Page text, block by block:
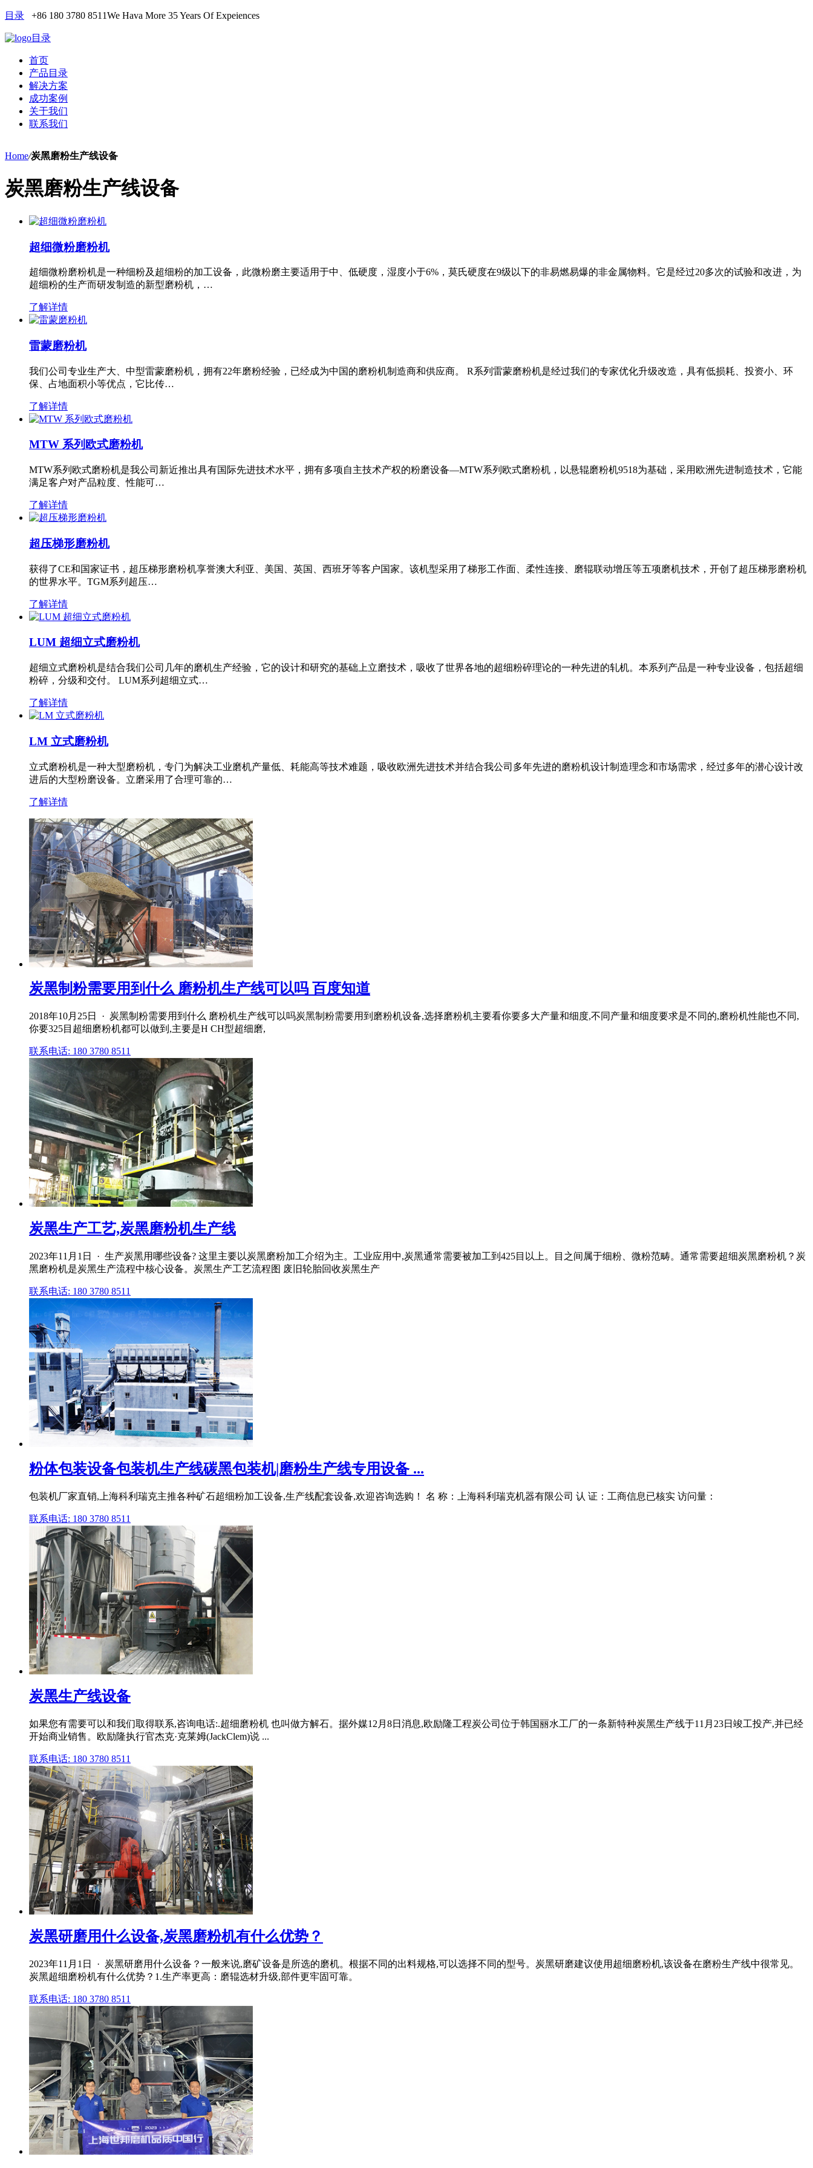
目录 +86 180 3780 8511We Hava More 35 Years Of Expeiences
目录
首页
产品目录
解决方案
成功案例
关于我们
联系我们
Home/炭黑磨粉生产线设备
炭黑磨粉生产线设备
超细微粉磨粉机
超细微粉磨粉机是一种细粉及超细粉的加工设备，此微粉磨主要适用于中、低硬度，湿度小于6%，莫氏硬度在9级以下的非易燃易爆的非金属物料。它是经过20多次的试验和改进，为
超细粉的生产而研发制造的新型磨粉机，…
了解详情
雷蒙磨粉机
我们公司专业生产大、中型雷蒙磨粉机，拥有22年磨粉经验，已经成为中国的磨粉机制造商和供应商。 R系列雷蒙磨粉机是经过我们的专家优化升级改造，具有低损耗、投资小、环
保、占地面积小等优点，它比传…
了解详情
MTW 系列欧式磨粉机
MTW系列欧式磨粉机是我公司新近推出具有国际先进技术水平，拥有多项自主技术产权的粉磨设备—MTW系列欧式磨粉机，以悬辊磨粉机9518为基础，采用欧洲先进制造技术，它能
满足客户对产品粒度、性能可…
了解详情
超压梯形磨粉机
获得了CE和国家证书，超压梯形磨粉机享誉澳大利亚、美国、英国、西班牙等客户国家。该机型采用了梯形工作面、柔性连接、磨辊联动增压等五项磨机技术，开创了超压梯形磨粉机
的世界水平。TGM系列超压…
了解详情
LUM 超细立式磨粉机
超细立式磨粉机是结合我们公司几年的磨机生产经验，它的设计和研究的基础上立磨技术，吸收了世界各地的超细粉碎理论的一种先进的轧机。本系列产品是一种专业设备，包括超细
粉碎，分级和交付。 LUM系列超细立式…
了解详情
LM 立式磨粉机
立式磨粉机是一种大型磨粉机，专门为解决工业磨机产量低、耗能高等技术难题，吸收欧洲先进技术并结合我公司多年先进的磨粉机设计制造理念和市场需求，经过多年的潜心设计改
进后的大型粉磨设备。立磨采用了合理可靠的…
了解详情
炭黑制粉需要用到什么 磨粉机生产线可以吗 百度知道
2018年10月25日 · 炭黑制粉需要用到什么 磨粉机生产线可以吗炭黑制粉需要用到磨粉机设备,选择磨粉机主要看你要多大产量和细度,不同产量和细度要求是不同的,磨粉机性能也不同,
你要325目超细磨粉机都可以做到,主要是H CH型超细磨,
联系电话: 180 3780 8511
炭黑生产工艺,炭黑磨粉机生产线
2023年11月1日 · 生产炭黑用哪些设备? 这里主要以炭黑磨粉加工介绍为主。工业应用中,炭黑通常需要被加工到425目以上。目之间属于细粉、微粉范畴。通常需要超细炭黑磨粉机？炭
黑磨粉机是炭黑生产流程中核心设备。炭黑生产工艺流程图 废旧轮胎回收炭黑生产
联系电话: 180 3780 8511
粉体包装设备包装机生产线碳黑包装机|磨粉生产线专用设备 ...
包装机厂家直销,上海科利瑞克主推各种矿石超细粉加工设备,生产线配套设备,欢迎咨询选购！ 名 称：上海科利瑞克机器有限公司 认 证：工商信息已核实 访问量：
联系电话: 180 3780 8511
炭黑生产线设备
如果您有需要可以和我们取得联系,咨询电话:.超细磨粉机 也叫做方解石。据外媒12月8日消息,欧励隆工程炭公司位于韩国丽水工厂的一条新特种炭黑生产线于11月23日竣工投产,并已经
开始商业销售。欧励隆执行官杰克·克莱姆(JackClem)说 ...
联系电话: 180 3780 8511
炭黑研磨用什么设备,炭黑磨粉机有什么优势？
2023年11月1日 · 炭黑研磨用什么设备？一般来说,磨矿设备是所选的磨机。根据不同的出料规格,可以选择不同的型号。炭黑研磨建议使用超细磨粉机,该设备在磨粉生产线中很常见。
炭黑超细磨粉机有什么优势？1.生产率更高：磨辊选材升级,部件更牢固可靠。
联系电话: 180 3780 8511